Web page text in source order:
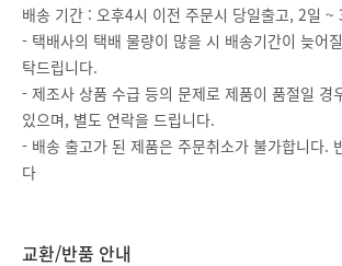
배송 기간 : 오후4시 이전 주문시 당일출고, 2일 ~
- 택배사의 택배 물량이 많을 시 배송기간이 늦어
탁드립니다.
- 제조사 상품 수급 등의 문제로 제품이 품절일 경
있으며, 별도 연락을 드립니다.
- 배송 출고가 된 제품은 주문취소가 불가합니다.
다
교환/반품 안내